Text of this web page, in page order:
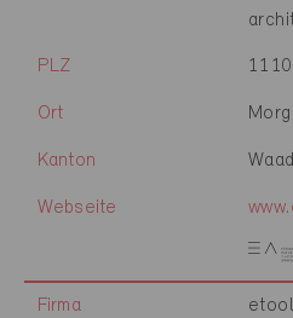
PLZ 1110
Ort
Kanton
Webseite
Firma